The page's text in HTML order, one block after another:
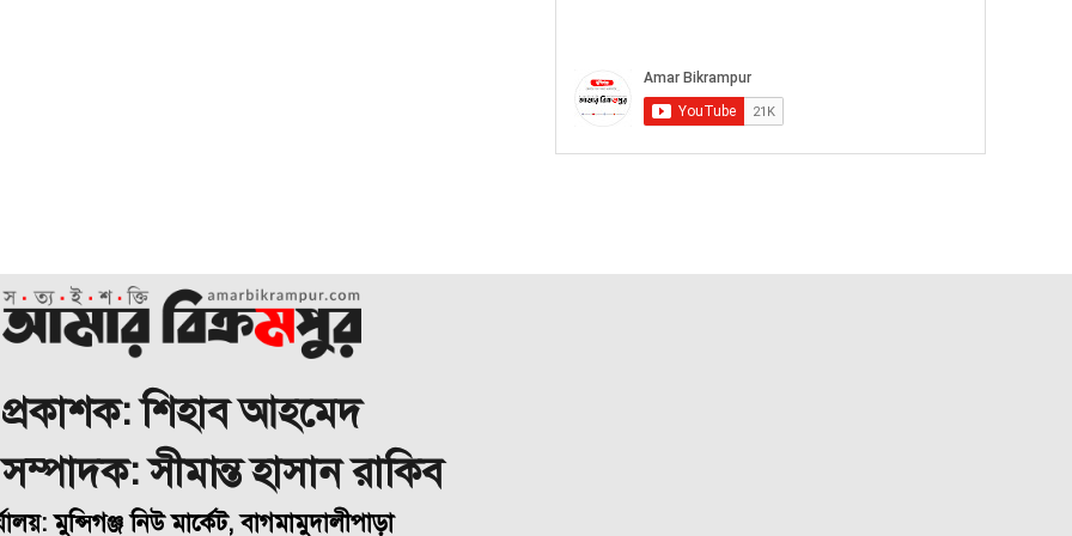
প্রকাশক: শিহাব আহমেদ
সম্পাদক: সীমান্ত হাসান রাকিব
মুন্সিগঞ্জ নিউ মার্কেট, বাগমামুদালীপাড়া